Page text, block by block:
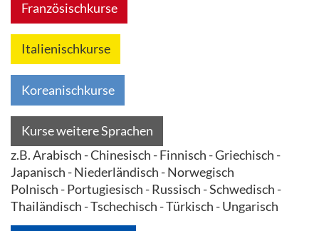
Französischkurse
Italienischkurse
Koreanischkurse
Kurse weitere Sprachen
z.B. Arabisch - Chinesisch - Finnisch - Griechisch -
Japanisch - Niederländisch - Norwegisch
Polnisch - Portugiesisch - Russisch - Schwedisch -
Thailändisch - Tschechisch - Türkisch - Ungarisch